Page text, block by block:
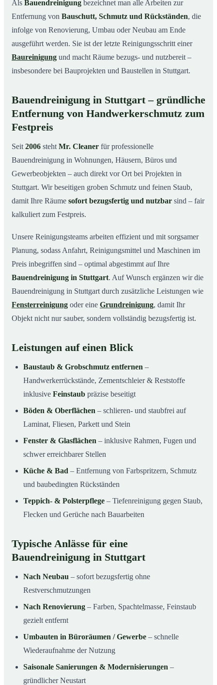
Leistungen auf einen Blick
Typische Anlässe für eine Bauendreinigung in Stuttgart
05So läuft die Bauendreinigung in Stuttgart ab
06Preise & Kostenfaktoren
Ihre Vorteile mit Mr. Cleaner
Stuttgart & Umgebung
09Fazit
10
Stuttgart ab
Als Bauendreinigung bezeichnet man alle Arbeiten zur
Entfernung von Bauschutt, Schmutz und Rückständen, die
infolge von Renovierung, Umbau oder Neubau am Ende
ausgeführt werden. Sie ist der letzte Reinigungsschritt einer
Baureinigung und macht Räume bezugs- und nutzbereit –
insbesondere bei Bauprojekten und Baustellen in Stuttgart.
Bauendreinigung in Stuttgart – gründliche
Entfernung von Handwerkerschmutz zum
Festpreis
Seit 2006 steht Mr. Cleaner für professionelle
Bauendreinigung in Wohnungen, Häusern, Büros und
Gewerbeobjekten – auch direkt vor Ort bei Projekten in
Stuttgart. Wir beseitigen groben Schmutz und feinen Staub,
damit Ihre Räume sofort bezugsfertig und nutzbar sind – fair
kalkuliert zum Festpreis.
Unsere Reinigungsteams arbeiten effizient und mit sorgsamer
Planung, sodass Anfahrt, Reinigungsmittel und Maschinen im
Preis inbegriffen sind – optimal abgestimmt auf Ihre
Bauendreinigung in Stuttgart. Auf Wunsch ergänzen wir die
Bauendreinigung in Stuttgart durch zusätzliche Leistungen wie
Fensterreinigung oder eine Grundreinigung, damit Ihr
Objekt nicht nur sauber, sondern vollständig bezugsfertig ist.
Leistungen auf einen Blick
Baustaub & Grobschmutz entfernen –
Handwerkerrückstände, Zementschleier & Reststoffe
inklusive Feinstaub präzise beseitigt
Böden & Oberflächen – schlieren- und staubfrei auf
Laminat, Fliesen, Parkett und Stein
Fenster & Glasflächen – inklusive Rahmen, Fugen und
schwer erreichbarer Stellen
Küche & Bad – Entfernung von Farbspritzern, Schmutz
und baubedingten Rückständen
Teppich- & Polsterpflege – Tiefenreinigung gegen Staub,
Flecken und Gerüche nach Bauarbeiten
Typische Anlässe für eine
Bauendreinigung in Stuttgart
Nach Neubau – sofort bezugsfertig ohne
Restverschmutzungen
Nach Renovierung – Farben, Spachtelmasse, Feinstaub
gezielt entfernt
Umbauten in Büroräumen / Gewerbe – schnelle
Wiederaufnahme der Nutzung
Saisonale Sanierungen & Modernisierungen –
gründlicher Neustart